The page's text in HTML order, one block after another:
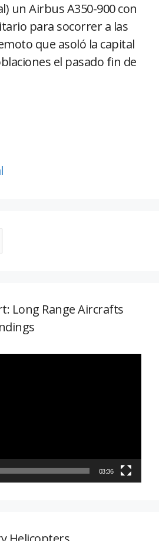
un Airbus A350-900 con
para socorrer a las
que asoló la capital
el pasado fin de
Long Range Aircrafts
03:36